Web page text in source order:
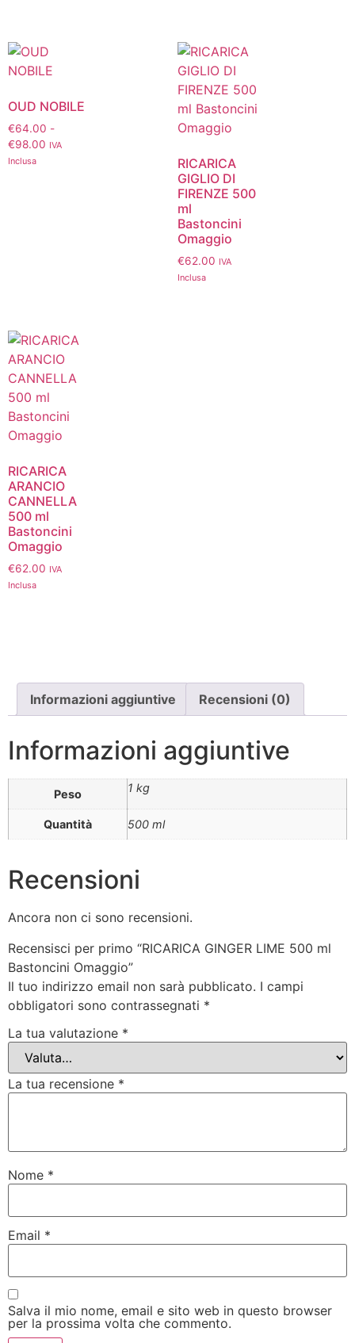
OUD NOBILE
€64.00 -
€98.00 IVA
Inclusa
RICARICA
GIGLIO DI
FIRENZE 500
ml
Bastoncini
Omaggio
€62.00 IVA
Inclusa
RICARICA
ARANCIO
CANNELLA
500 ml
Bastoncini
Omaggio
€62.00 IVA
Inclusa
Informazioni aggiuntive Recensioni (0)
Informazioni aggiuntive
Peso 1 kg
Quantità 500 ml
Recensioni
Ancora non ci sono recensioni.
Recensisci per primo “RICARICA GINGER LIME 500 ml
Bastoncini Omaggio”
Il tuo indirizzo email non sarà pubblicato. I campi
obbligatori sono contrassegnati *
La tua valutazione *
La tua recensione *
Nome *
Email *
Salva il mio nome, email e sito web in questo browser
per la prossima volta che commento.